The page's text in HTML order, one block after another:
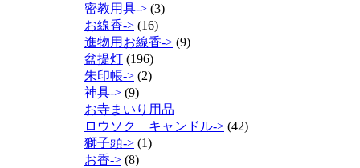
密教用具-> (3)
お線香-> (16)
進物用お線香-> (9)
盆提灯 (196)
朱印帳-> (2)
神具-> (9)
お寺まいり用品
ロウソク キャンドル-> (42)
獅子頭-> (1)
お香-> (8)